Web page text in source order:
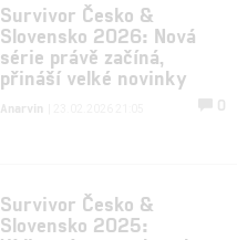
Survivor Česko &
Slovensko 2026: Nová
série právě začíná,
přináší velké novinky
Anarvin 0
Survivor Česko &
Slovensko 2025: